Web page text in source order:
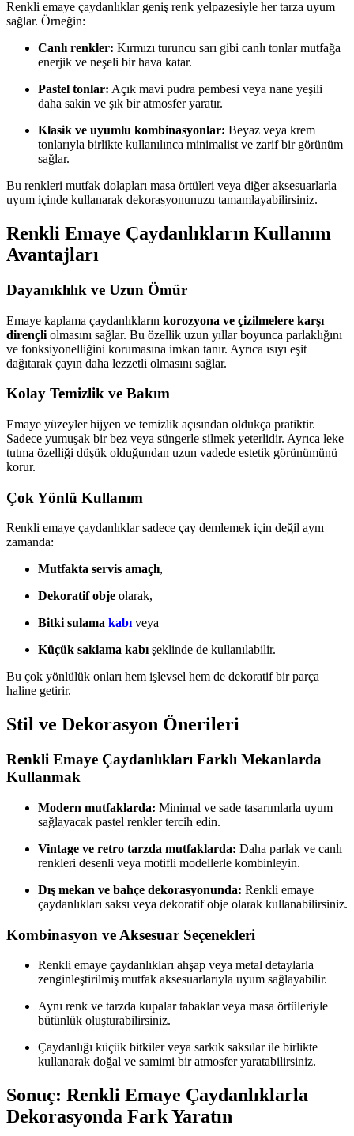
Renkli emaye çaydanlıklar geniş renk yelpazesiyle her tarza uyum
sağlar. Örneğin:
Canlı renkler: Kırmızı turuncu sarı gibi canlı tonlar mutfağa
enerjik ve neşeli bir hava katar.
Pastel tonlar: Açık mavi pudra pembesi veya nane yeşili
daha sakin ve şık bir atmosfer yaratır.
Klasik ve uyumlu kombinasyonlar: Beyaz veya krem
tonlarıyla birlikte kullanılınca minimalist ve zarif bir görünüm
sağlar.
Bu renkleri mutfak dolapları masa örtüleri veya diğer aksesuarlarla
uyum içinde kullanarak dekorasyonunuzu tamamlayabilirsiniz.
Renkli Emaye Çaydanlıkların Kullanım
Avantajları
Dayanıklılık ve Uzun Ömür
Emaye kaplama çaydanlıkların korozyona ve çizilmelere karşı
dirençli olmasını sağlar. Bu özellik uzun yıllar boyunca parlaklığını
ve fonksiyonelliğini korumasına imkan tanır. Ayrıca ısıyı eşit
dağıtarak çayın daha lezzetli olmasını sağlar.
Kolay Temizlik ve Bakım
Emaye yüzeyler hijyen ve temizlik açısından oldukça pratiktir.
Sadece yumuşak bir bez veya süngerle silmek yeterlidir. Ayrıca leke
tutma özelliği düşük olduğundan uzun vadede estetik görünümünü
korur.
Çok Yönlü Kullanım
Renkli emaye çaydanlıklar sadece çay demlemek için değil aynı
zamanda:
Mutfakta servis amaçlı,
Dekoratif obje olarak,
Bitki sulama kabıveya
Küçük saklama kabışeklinde de kullanılabilir.
Bu çok yönlülük onları hem işlevsel hem de dekoratif bir parça
haline getirir.
Stil ve Dekorasyon Önerileri
Renkli Emaye Çaydanlıkları Farklı Mekanlarda
Kullanmak
Modern mutfaklarda: Minimal ve sade tasarımlarla uyum
sağlayacak pastel renkler tercih edin.
Vintage ve retro tarzda mutfaklarda: Daha parlak ve canlı
renkleri desenli veya motifli modellerle kombinleyin.
Dış mekan ve bahçe dekorasyonunda: Renkli emaye
çaydanlıkları saksı veya dekoratif obje olarak kullanabilirsiniz.
Kombinasyon ve Aksesuar Seçenekleri
Renkli emaye çaydanlıkları ahşap veya metal detaylarla
zenginleştirilmiş mutfak aksesuarlarıyla uyum sağlayabilir.
Aynı renk ve tarzda kupalar tabaklar veya masa örtüleriyle
bütünlük oluşturabilirsiniz.
Çaydanlığı küçük bitkiler veya sarkık saksılar ile birlikte
kullanarak doğal ve samimi bir atmosfer yaratabilirsiniz.
Sonuç: Renkli Emaye Çaydanlıklarla
Dekorasyonda Fark Yaratın